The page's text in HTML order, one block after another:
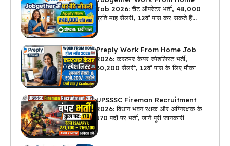
Job 2026: चैट ऑपरेटर भर्ती, ₹48,000
प्रति माह सैलरी, 12वीं पास कर सकते हैं
Preply Work From Home Job
2026: कस्टमर केयर स्पेशलिस्ट भर्ती,
₹30,200 सैलरी, 12वीं पास के लिए मौका
UPSSSC Fireman Recruitment
2026: विधान भवन रक्षक और अग्निरक्षक के
170 पदों पर भर्ती, जानें पूरी जानकारी